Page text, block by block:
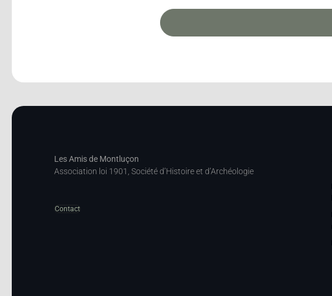
Les Amis de Montluçon
Association loi 1901, Société d’Histoire et d’Archéologie
Contact